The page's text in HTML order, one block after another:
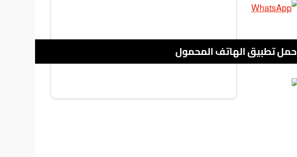
حمل تطبيق الهاتف المحمول